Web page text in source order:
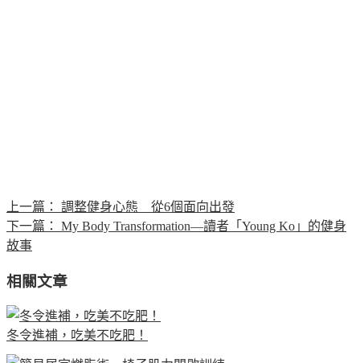
上一篇：
調整健身心態 從6個面向出發
下一篇：
My Body Transformation—讀者「Young Ko」的健身
故事
相關文章
冬令進補，吃美不吃肥！